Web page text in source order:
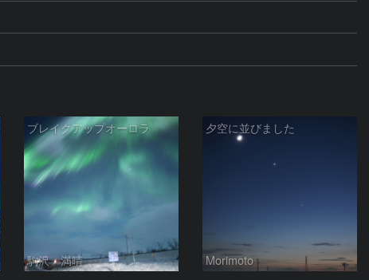
ブレイクアップオーロラ
駒沢 満晴
夕空に並びました
Morimoto